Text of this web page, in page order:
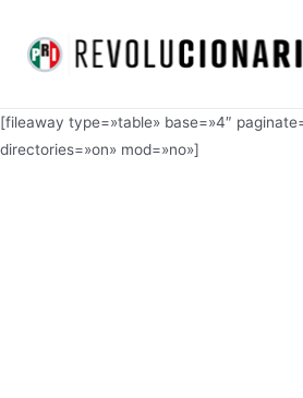
contenido
[fileaway type=»table» base=»4″
directories=»on» mod=»no»]